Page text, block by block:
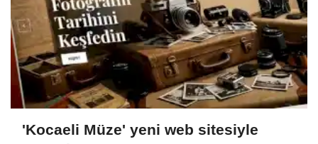
'Kocaeli Müze' yeni web sitesiyle